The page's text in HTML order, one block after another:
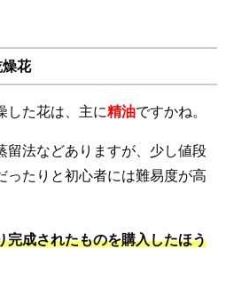
花
した花は、主に精油ですかね。
留法などありますが、少し値段
ったりと初心者には難易度が高
完成されたものを購入したほう